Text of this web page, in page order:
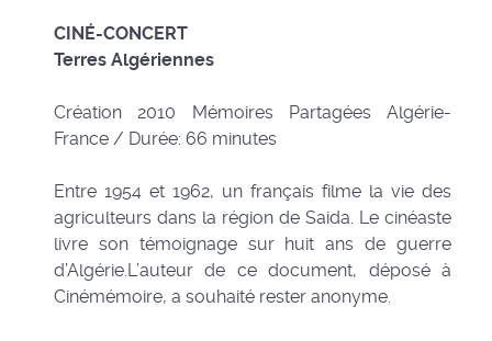
CINÉ-CONCERT
Terres Algériennes
Création 2010 Mémoires Partagées Algérie-
France / Durée: 66 minutes
Entre 1954 et 1962, un français filme la vie des
agriculteurs dans la région de Saida. Le cinéaste
livre son témoignage sur huit ans de guerre
d’Algérie.L’auteur de ce document, déposé à
Cinémémoire, a souhaité rester anonyme.